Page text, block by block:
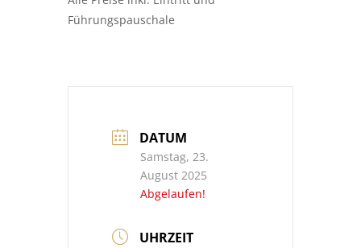
Führungspauschale
DATUM
Samstag, 23.
August 2025
Abgelaufen!
UHRZEIT